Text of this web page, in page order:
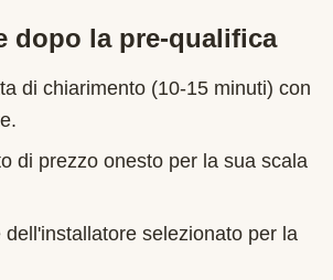
dopo la pre-qualifica
di chiarimento (10-15 minuti) con
di prezzo onesto per la sua scala
dell'installatore selezionato per la